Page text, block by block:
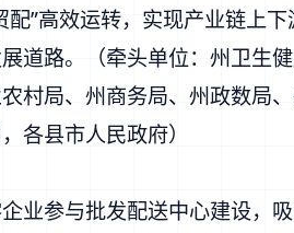
”高效运转，实现产业链上
道路。（牵头单位：州卫生
村局、州商务局、州政数局
各县市人民政府）
业参与批发配送中心建设，